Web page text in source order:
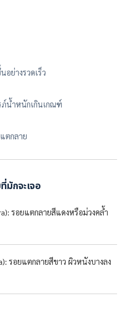
ย่างรวดเร็ว
น้ำหนักเกินเกณฑ์
ตกลาย
มักจะเจอ
รอยแตกลายสีแดงหรือม่วงคล้ำ
รอยแตกลายสีขาว ผิวหนังบางลง